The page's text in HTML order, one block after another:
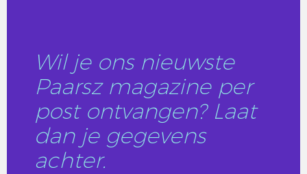
Wil je ons nieuwste
Paarsz magazine per
post ontvangen? Laat
dan je gegevens
achter.